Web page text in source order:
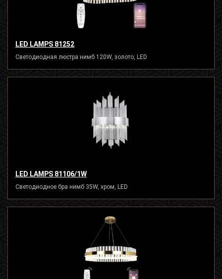
LED LAMPS 81252
Светодиодная люстра нимб 120W, золото, LED
LED LAMPS 81106/1W
Светодиодное бра нимб 35W, хром, LED